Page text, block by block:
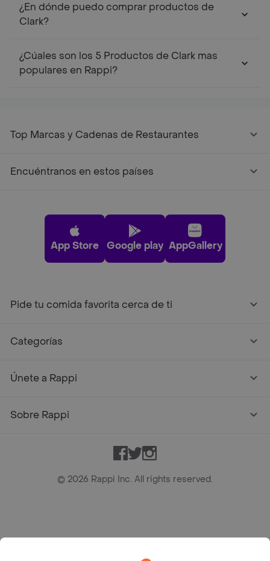
¿En dónde puedo comprar productos de
Clark?
¿Cúales son los 5 Productos de Clark mas
populares en Rappi?
Top Marcas y Cadenas de Restaurantes
Encuéntranos en estos países
App Store Google play AppGallery
Pide tu comida favorita cerca de ti
Categorías
Únete a Rappi
Sobre Rappi
Facebook
TwitterInstagram
© 2026 Rappi Inc. All rights reserved.
Bogotá D.C. --- notificacionesrappi@rappi.com